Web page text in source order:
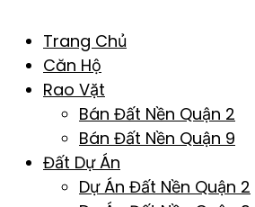
Trang Chủ
Căn Hộ
Rao Vặt
Bán Đất Nền Quận 2
Bán Đất Nền Quận 9
Đất Dự Án
Dự Án Đất Nền Quận 2